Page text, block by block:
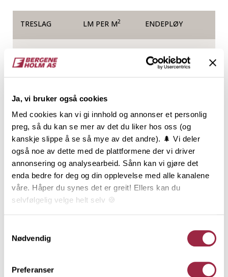
Ja, vi bruker også cookies
Med cookies kan vi gi innhold og annonser et personlig
preg, så du kan se mer av det du liker hos oss (og
kanskje slippe å se så mye av det andre). 🌲 Vi deler
også noe av dette med de plattformene der vi driver
annonsering og analysearbeid. Sånn kan vi gjøre det
enda bedre for deg og din opplevelse med alle kanalene
våre. Håper du synes det er greit! Ellers kan du
selvfølgelig velge helt selv 🍪
Nødvendig
Preferanser
TRESLAG LM PER M2 ENDEPLØY
53088912
Produktinformasjon
Dobbelfals Ny med spor er en videreutvikling av
Dobbelfals Ny, og en klassiker i ny og spennende
drakt. Sporet på midten av bordet gir kledningen et
utseende lik 2 stykk 19x73 Dobbelfals Ny. Dobbelfals
liggende, men er mest brukt liggende. Den blir ofte
benyttet som en effekt på deler av veggen, eller i en
Dobbelfals Ny.